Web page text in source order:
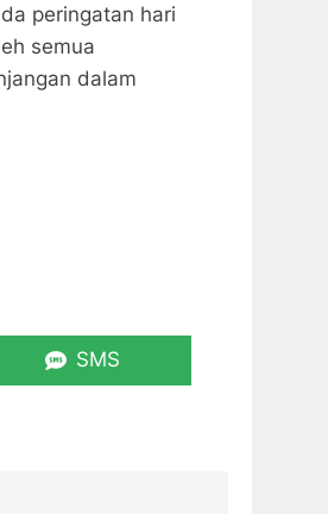
peringatan hari
semua
dalam
Share
SMS